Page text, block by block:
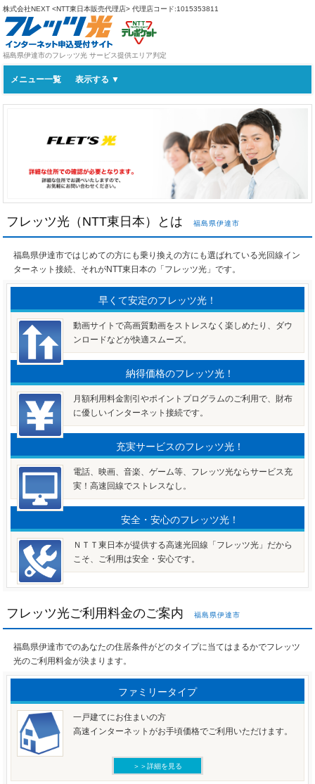
株式会社NEXT <NTT東日本販売代理店> 代理店コード:1015353811
福島県伊達市のフレッツ光 サービス提供エリア判定
メニュー一覧
フレッツ光（NTT東日本）とは 福島県伊達市
福島県伊達市ではじめての方にも乗り換えの方にも選ばれている光回線イン
ターネット接続、それがNTT東日本の「フレッツ光」です。
早くて安定のフレッツ光！
動画サイトで高画質動画をストレスなく楽しめたり、ダウ
ンロードなどが快適スムーズ。
納得価格のフレッツ光！
月額利用料金割引やポイントプログラムのご利用で、財布
に優しいインターネット接続です。
充実サービスのフレッツ光！
電話、映画、音楽、ゲーム等、フレッツ光ならサービス充
実！高速回線でストレスなし。
安全・安心のフレッツ光！
ＮＴＴ東日本が提供する高速光回線「フレッツ光」だから
こそ、ご利用は安全・安心です。
フレッツ光ご利用料金のご案内 福島県伊達市
福島県伊達市でのあなたの住居条件がどのタイプに当てはまるかでフレッツ
光のご利用料金が決まります。
ファミリータイプ
一戸建てにお住まいの方
高速インターネットがお手頃価格でご利用いただけます。
＞＞詳細を見る